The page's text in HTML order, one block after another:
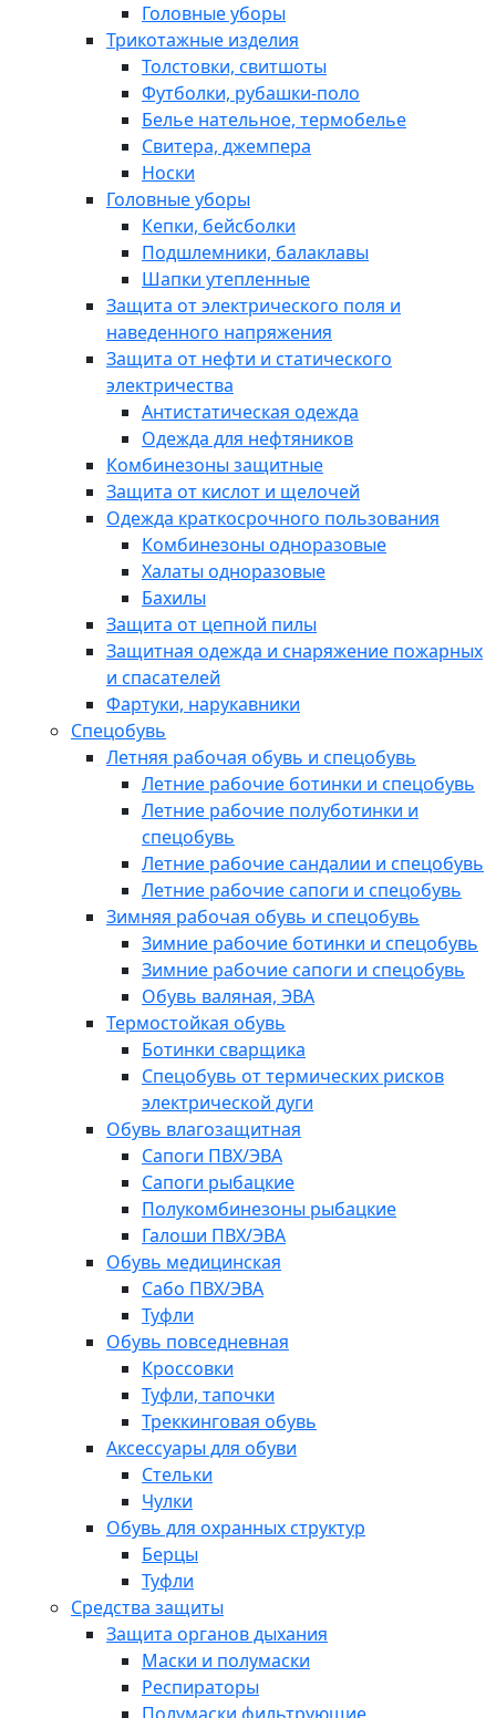
Головные уборы
Трикотажные изделия
Толстовки, свитшоты
Футболки, рубашки-поло
Белье нательное, термобелье
Свитера, джемпера
Носки
Головные уборы
Кепки, бейсболки
Подшлемники, балаклавы
Шапки утепленные
Защита от электрического поля и
наведенного напряжения
Защита от нефти и статического
электричества
Антистатическая одежда
Одежда для нефтяников
Комбинезоны защитные
Защита от кислот и щелочей
Одежда краткосрочного пользования
Комбинезоны одноразовые
Халаты одноразовые
Бахилы
Защита от цепной пилы
Защитная одежда и снаряжение пожарных
и спасателей
Фартуки, нарукавники
Спецобувь
Летняя рабочая обувь и спецобувь
Летние рабочие ботинки и спецобувь
Летние рабочие полуботинки и
спецобувь
Летние рабочие сандалии и спецобувь
Летние рабочие сапоги и спецобувь
Зимняя рабочая обувь и спецобувь
Зимние рабочие ботинки и спецобувь
Зимние рабочие сапоги и спецобувь
Обувь валяная, ЭВА
Термостойкая обувь
Ботинки сварщика
Спецобувь от термических рисков
электрической дуги
Обувь влагозащитная
Сапоги ПВХ/ЭВА
Сапоги рыбацкие
Полукомбинезоны рыбацкие
Галоши ПВХ/ЭВА
Обувь медицинская
Сабо ПВХ/ЭВА
Туфли
Обувь повседневная
Кроссовки
Туфли, тапочки
Треккинговая обувь
Аксессуары для обуви
Стельки
Чулки
Обувь для охранных структур
Берцы
Туфли
Средства защиты
Защита органов дыхания
Маски и полумаски
Респираторы